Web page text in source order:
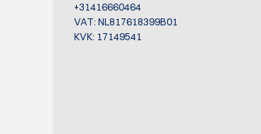
+31416660464
VAT: NL817618399B01
KVK: 17149541